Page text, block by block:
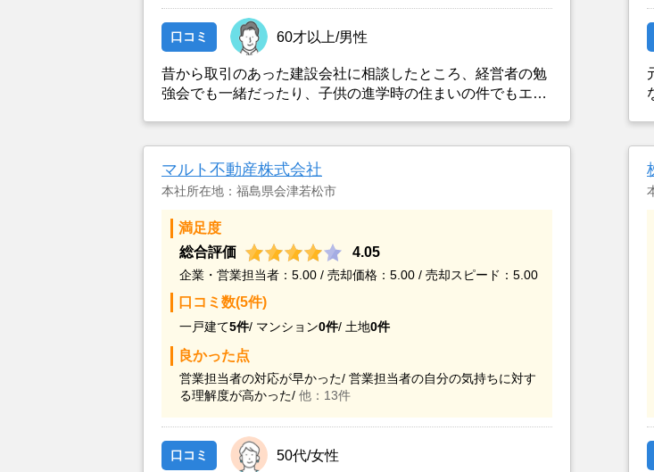
口コミ 60才以上/男性
昔から取引のあった建設会社に相談したところ、経営者の勉
強会でも一緒だったり、子供の進学時の住まいの件でもエイ
物とのデットスペースの有効活用も含めて親身にアドバイス
いただいたので、同時に打診していた大手のハウスメーカー
マルト不動産株式会社
本社所在地：福島県会津若松市
満足度
総合評価
4.05
企業・営業担当者：5.00 / 売却価格：5.00 / 売却スピード：5.00
口コミ数(5件)
一戸建て5件/ マンション0件/ 土地0件
良かった点
営業担当者の対応が早かった/ 営業担当者の自分の気持ちに対す
る理解度が高かった/ 他：13件
口コミ 50代/女性